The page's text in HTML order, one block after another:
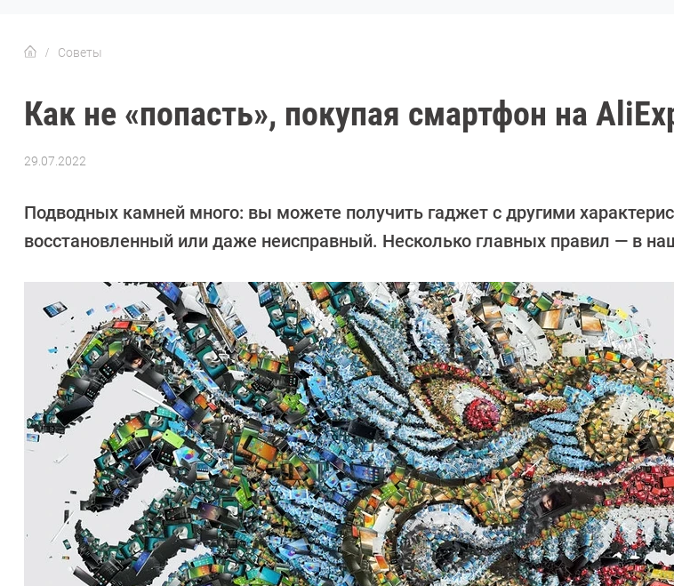
Советы
Как не «попасть», покупая смартфон на
29.07.2022
Иванов
Подводных камней много: вы можете получить гаджет с другими
восстановленный или даже неисправный. Несколько главных правил — в